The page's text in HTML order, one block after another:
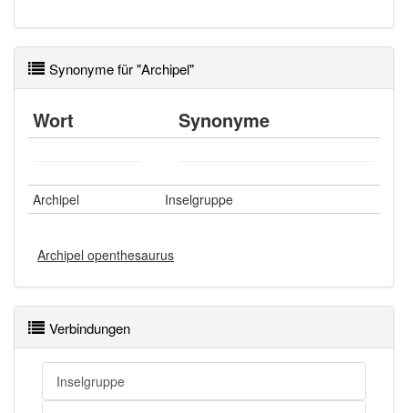
Synonyme für "Archipel"
Wort Synonyme
Archipel Inselgruppe
Archipel openthesaurus
Verbindungen
Inselgruppe